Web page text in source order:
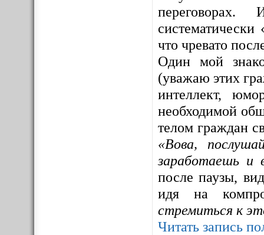
переговорах.
что чревато
Один мой
(уважаю этих
интеллект,
необходимой
телом граждан
«Вова,
заработаешь и
после паузы,
идя на
стремиться к
Читать запись